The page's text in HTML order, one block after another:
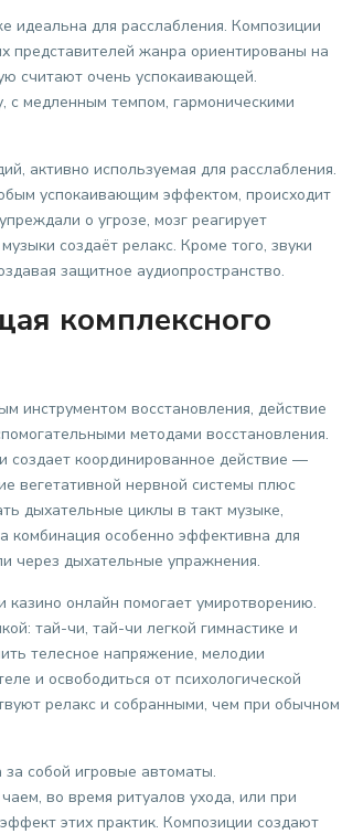
идеальна для расслабления. Композиции
представителей жанра ориентированы на
считают очень успокаивающей.
с медленным темпом, гармоническими
активно используемая для расслабления.
успокаивающим эффектом, происходит
о угрозе, мозг реагирует
создаёт релакс. Кроме того, звуки
защитное аудиопространство.
комплексного
инструментом восстановления, действие
методами восстановления.
создает координированное действие —
вегетативной нервной системы плюс
дыхательные циклы в такт музыке,
комбинация особенно эффективна для
через дыхательные упражнения.
онлайн помогает умиротворению.
тай-чи, тай-чи легкой гимнастике и
телесное напряжение, мелодии
и освободиться от психологической
релакс и собранными, чем при обычном
собой игровые автоматы.
во время ритуалов ухода, или при
этих практик. Композиции создают